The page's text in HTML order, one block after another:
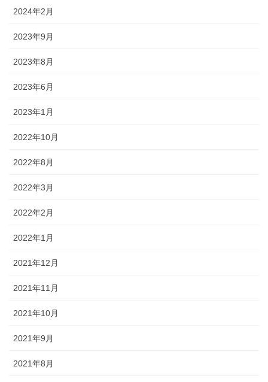
2024年2月
2023年9月
2023年8月
2023年6月
2023年1月
2022年10月
2022年8月
2022年3月
2022年2月
2022年1月
2021年12月
2021年11月
2021年10月
2021年9月
2021年8月